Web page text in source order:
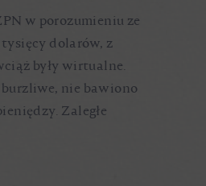
w porozumieniu ze
dolarów, z
były wirtualne.
nie bawiono
Zaległe